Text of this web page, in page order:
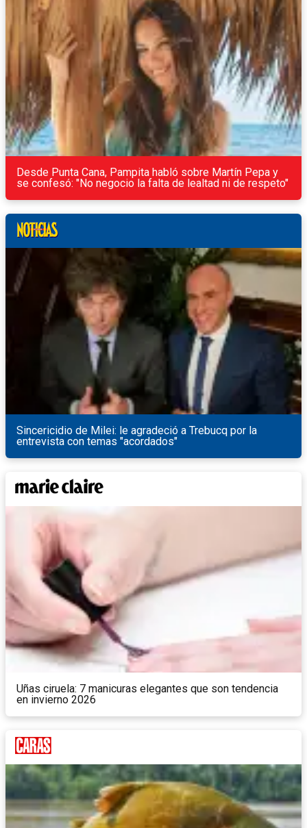
Desde Punta Cana, Pampita habló sobre Martín Pepa y
se confesó: "No negocio la falta de lealtad ni de respeto"
Sincericidio de Milei: le agradeció a Trebucq por la
entrevista con temas "acordados"
Uñas ciruela: 7 manicuras elegantes que son tendencia
en invierno 2026